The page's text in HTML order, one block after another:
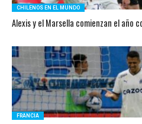
CHILENOS EN EL MUNDO
Alexis y el Marsella comienzan el año
FRANCIA